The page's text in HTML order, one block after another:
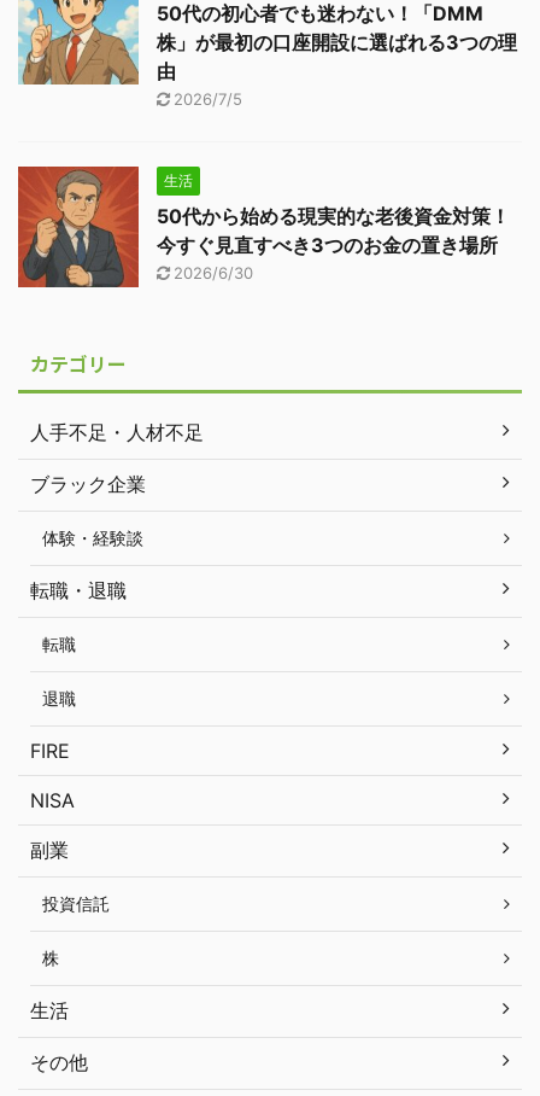
50代の初心者でも迷わない！「DMM
株」が最初の口座開設に選ばれる3つの理
由
2026/7/5
生活
50代から始める現実的な老後資金対策！
今すぐ見直すべき3つのお金の置き場所
2026/6/30
カテゴリー
人手不足・人材不足
ブラック企業
体験・経験談
転職・退職
転職
退職
FIRE
NISA
副業
投資信託
株
生活
その他